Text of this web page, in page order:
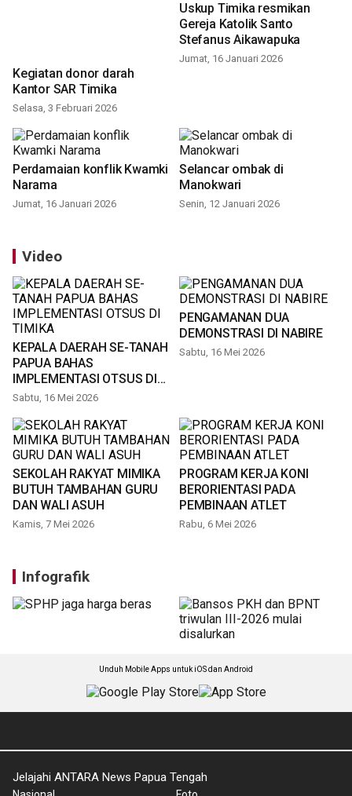
Kegiatan donor darah
Kantor SAR Timika
Selasa, 3 Februari 2026
Uskup Timika resmikan
Gereja Katolik Santo
Stefanus Aikawapuka
Jumat, 16 Januari 2026
Perdamaian konflik Kwamki
Narama
Jumat, 16 Januari 2026
Selancar ombak di
Manokwari
Senin, 12 Januari 2026
Video
KEPALA DAERAH SE-TANAH
PAPUA BAHAS
IMPLEMENTASI OTSUS DI
TIMIKA
Sabtu, 16 Mei 2026
PENGAMANAN DUA
DEMONSTRASI DI NABIRE
Sabtu, 16 Mei 2026
SEKOLAH RAKYAT MIMIKA
BUTUH TAMBAHAN GURU
DAN WALI ASUH
Kamis, 7 Mei 2026
PROGRAM KERJA KONI
BERORIENTASI PADA
PEMBINAAN ATLET
Rabu, 6 Mei 2026
Infografik
Unduh Mobile Apps untuk iOS dan Android
Jelajahi ANTARA News Papua Tengah